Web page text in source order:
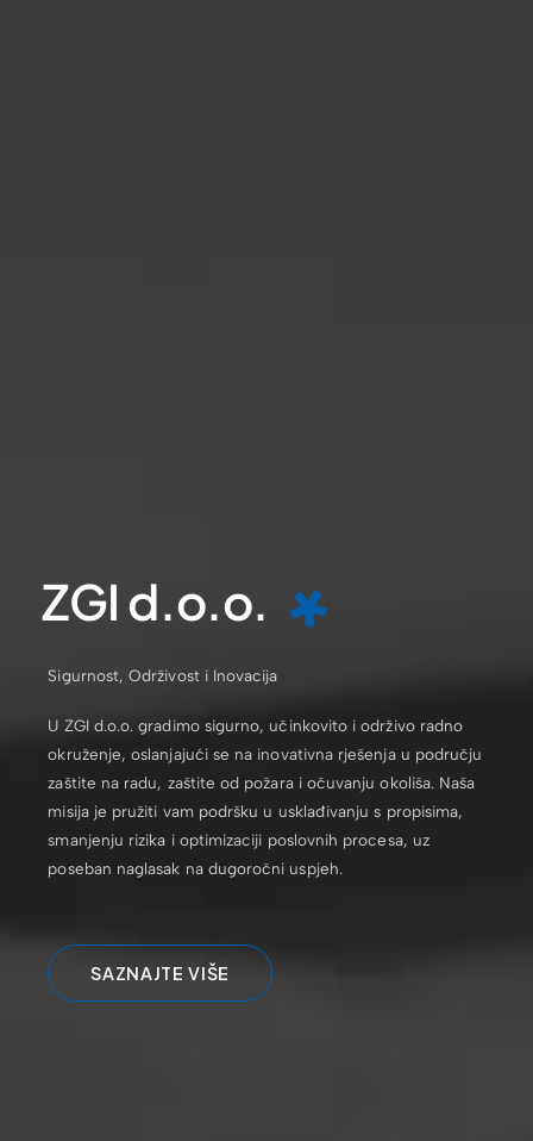
ZGI d.o.o.
Sigurnost, Održivost i Inovacija
U ZGI d.o.o. gradimo sigurno, učinkovito i održivo radno
okruženje, oslanjajući se na inovativna rješenja u području
zaštite na radu, zaštite od požara i očuvanju okoliša. Naša
misija je pružiti vam podršku u usklađivanju s propisima,
smanjenju rizika i optimizaciji poslovnih procesa, uz
poseban naglasak na dugoročni uspjeh.
SAZNAJTE VIŠE